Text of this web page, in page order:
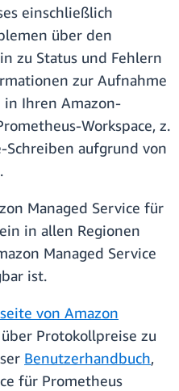
einschließlich
über den
zu Status und Fehlern
zur Aufnahme
Ihren Amazon-
Workspace, z.
Schreiben aufgrund von
Managed Service für
in allen Regionen
Managed Service
ist.
von Amazon
Protokollpreise zu
Benutzerhandbuch,
für Prometheus